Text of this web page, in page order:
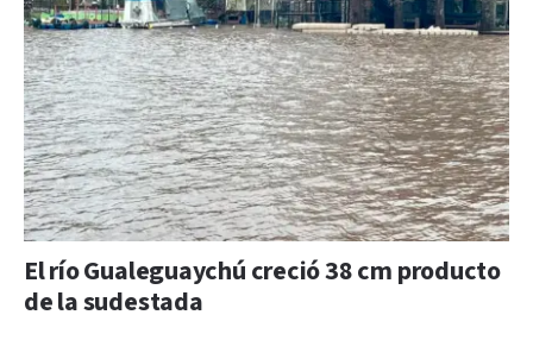
El río Gualeguaychú creció 38 cm producto
de la sudestada